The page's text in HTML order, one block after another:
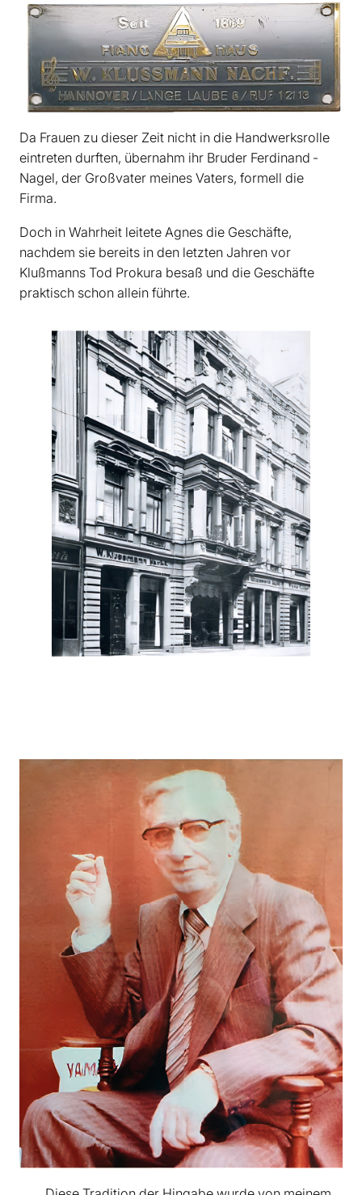
Da Frauen zu dieser Zeit nicht in die Handwerksrolle
eintreten durften, übernahm ihr­ Bruder Ferdinand ­
Nagel, der Großvater meines Vaters, formell die
Firma.
Doch in ­Wahrheit leitete Agnes die Geschäfte,
nachdem sie bereits in den letzten Jahren vor
Klußmanns Tod Prokura besaß und die Geschäfte
praktisch schon allein führte.